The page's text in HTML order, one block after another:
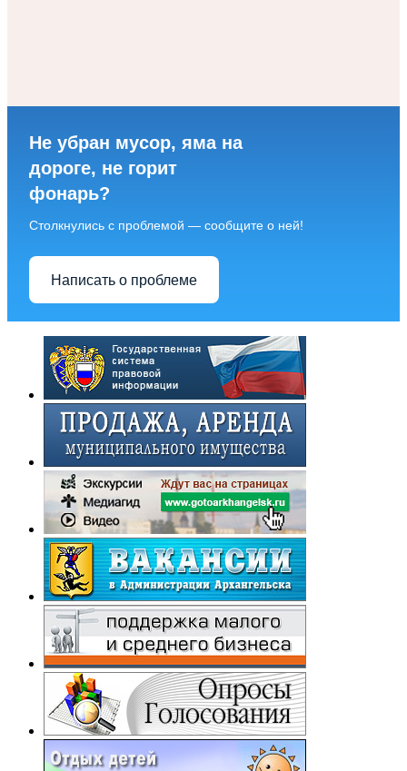
Не убран мусор, яма на
дороге, не горит
фонарь?
Столкнулись с проблемой — сообщите о ней!
Написать о проблеме